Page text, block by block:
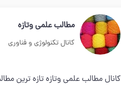
مطالب علمی وتازه
کانال تکنولوژی و فناوری
کانال مطالب علمی وتازه تازه ترین